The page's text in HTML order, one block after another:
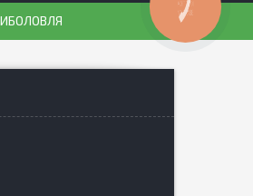
КНОПКА
ЗВ'ЯЗКУ